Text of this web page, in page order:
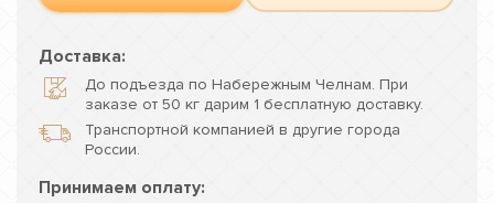
Доставка:
До подъезда по Набережным Челнам. При
заказе от 50 кг дарим 1 бесплатную доставку.
Транспортной компанией в другие города
России.
Принимаем оплату: